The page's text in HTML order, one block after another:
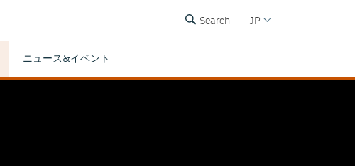
Search JP
ニュース&イベント